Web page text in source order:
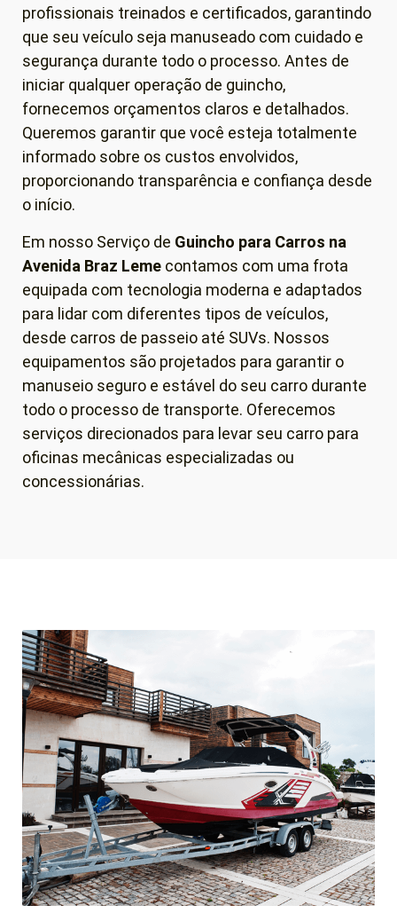
profissionais treinados e certificados, garantindo
que seu veículo seja manuseado com cuidado e
segurança durante todo o processo. Antes de
iniciar qualquer operação de guincho,
fornecemos orçamentos claros e detalhados.
Queremos garantir que você esteja totalmente
informado sobre os custos envolvidos,
proporcionando transparência e confiança desde
o início.
Em nosso Serviço de Guincho para Carros na
Avenida Braz Leme contamos com uma frota
equipada com tecnologia moderna e adaptados
para lidar com diferentes tipos de veículos,
desde carros de passeio até SUVs. Nossos
equipamentos são projetados para garantir o
manuseio seguro e estável do seu carro durante
todo o processo de transporte. Oferecemos
serviços direcionados para levar seu carro para
oficinas mecânicas especializadas ou
concessionárias.